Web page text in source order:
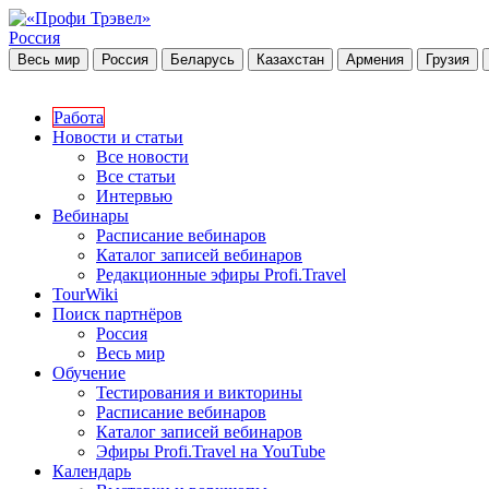
Россия
Весь мир Россия Беларусь Казахстан Армения Грузия
Работа
Новости и статьи
Все новости
Все статьи
Интервью
Вебинары
Расписание вебинаров
Каталог записей вебинаров
Редакционные эфиры Profi.Travel
TourWiki
Поиск партнёров
Россия
Весь мир
Обучение
Тестирования и викторины
Расписание вебинаров
Каталог записей вебинаров
Эфиры Profi.Travel на YouTube
Календарь